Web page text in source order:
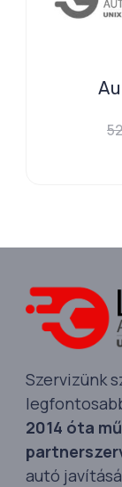
Szervizünk
2014 óta
autó